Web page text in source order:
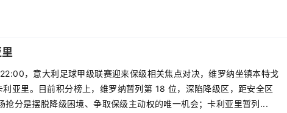
，意大利足球甲级联赛迎来保级相关焦点对决，维罗纳坐镇本特戈
利亚里。目前积分榜上，维罗纳暂列第 18 位，深陷降级区，距安全区
抢分是摆脱降级困境、争取保级主动权的唯一机会；卡利亚里暂列...